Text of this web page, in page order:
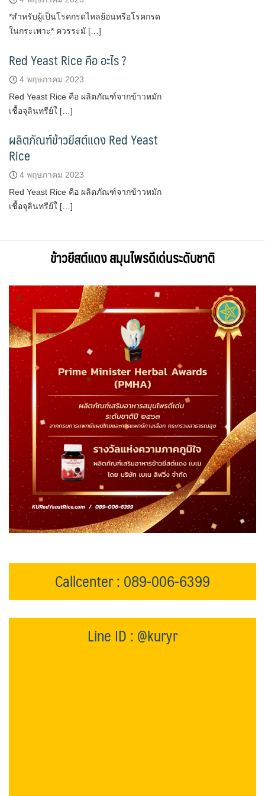
*สำหรับผู้เป็นโรคกรดไหลย้อนหรือโรคกรด
ในกระเพาะ* ควรระมั […]
Red Yeast Rice คือ อะไร ?
4 พฤษภาคม 2023
Red Yeast Rice คือ ผลิตภัณฑ์จากข้าวหมัก
เชื้อจุลินทรีย์ใ […]
ผลิตภัณฑ์ข้าวยีสต์แดง Red Yeast
Rice
4 พฤษภาคม 2023
Red Yeast Rice คือ ผลิตภัณฑ์จากข้าวหมัก
เชื้อจุลินทรีย์ใ […]
ข้าวยีสต์แดง สมุนไพรดีเด่นระดับชาติ
Callcenter : 089-006-6399
Line ID : @kuryr